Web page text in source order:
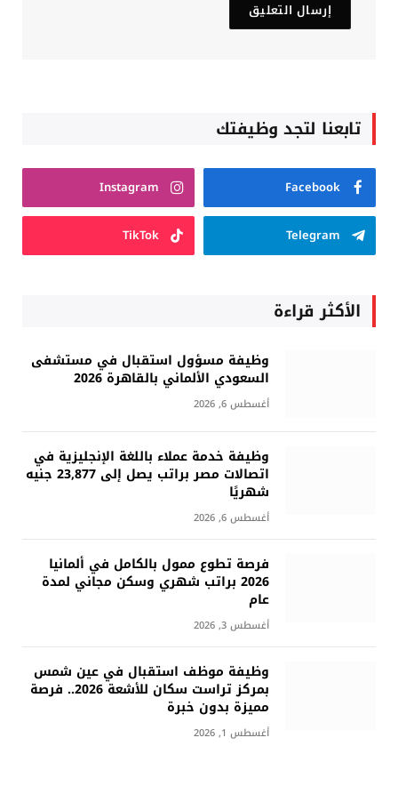
تابعنا لتجد وظيفتك
Facebook
Instagram
Telegram
TikTok
الأكثر قراءة
وظيفة مسؤول استقبال في مستشفى
السعودي الألماني بالقاهرة 2026
أغسطس 6, 2026
وظيفة خدمة عملاء باللغة الإنجليزية في
اتصالات مصر براتب يصل إلى 23,877 جنيه
شهريًا
أغسطس 6, 2026
فرصة تطوع ممول بالكامل في ألمانيا
2026 براتب شهري وسكن مجاني لمدة
عام
أغسطس 3, 2026
وظيفة موظف استقبال في عين شمس
بمركز تراست سكان للأشعة 2026.. فرصة
مميزة بدون خبرة
أغسطس 1, 2026